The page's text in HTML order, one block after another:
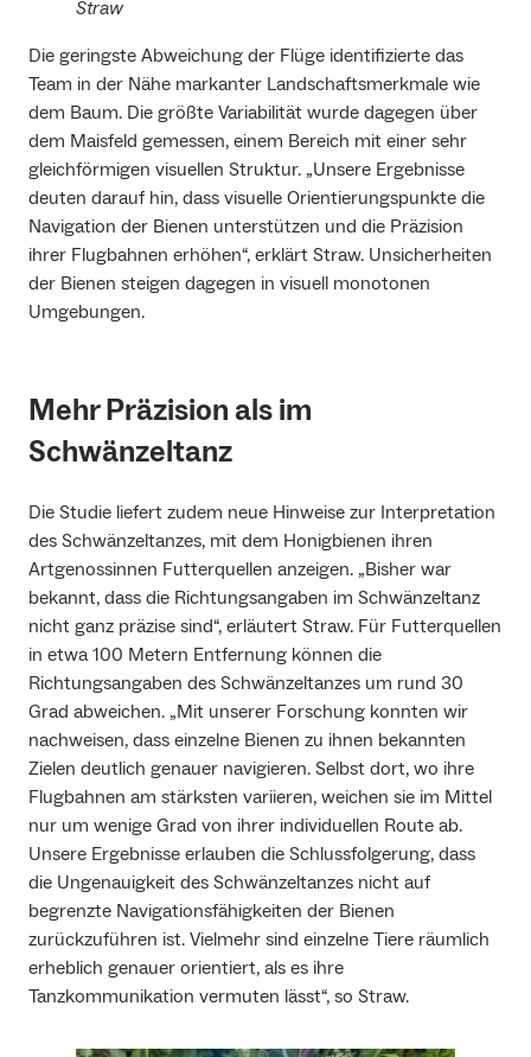
Straw
Die geringste Abweichung der Flüge identifizierte das
Team in der Nähe markanter Landschaftsmerkmale wie
dem Baum. Die größte Variabilität wurde dagegen über
dem Maisfeld gemessen, einem Bereich mit einer sehr
gleichförmigen visuellen Struktur. „Unsere Ergebnisse
deuten darauf hin, dass visuelle Orientierungspunkte die
Navigation der Bienen unterstützen und die Präzision
ihrer Flugbahnen erhöhen“, erklärt Straw. Unsicherheiten
der Bienen steigen dagegen in visuell monotonen
Umgebungen.
Mehr Präzision als im
Schwänzeltanz
Die Studie liefert zudem neue Hinweise zur Interpretation
des Schwänzeltanzes, mit dem Honigbienen ihren
Artgenossinnen Futterquellen anzeigen. „Bisher war
bekannt, dass die Richtungsangaben im Schwänzeltanz
nicht ganz präzise sind“, erläutert Straw. Für Futterquellen
in etwa 100 Metern Entfernung können die
Richtungsangaben des Schwänzeltanzes um rund 30
Grad abweichen. „Mit unserer Forschung konnten wir
nachweisen, dass einzelne Bienen zu ihnen bekannten
Zielen deutlich genauer navigieren. Selbst dort, wo ihre
Flugbahnen am stärksten variieren, weichen sie im Mittel
nur um wenige Grad von ihrer individuellen Route ab.
Unsere Ergebnisse erlauben die Schlussfolgerung, dass
die Ungenauigkeit des Schwänzeltanzes nicht auf
begrenzte Navigationsfähigkeiten der Bienen
zurückzuführen ist. Vielmehr sind einzelne Tiere räumlich
erheblich genauer orientiert, als es ihre
Tanzkommunikation vermuten lässt“, so Straw.